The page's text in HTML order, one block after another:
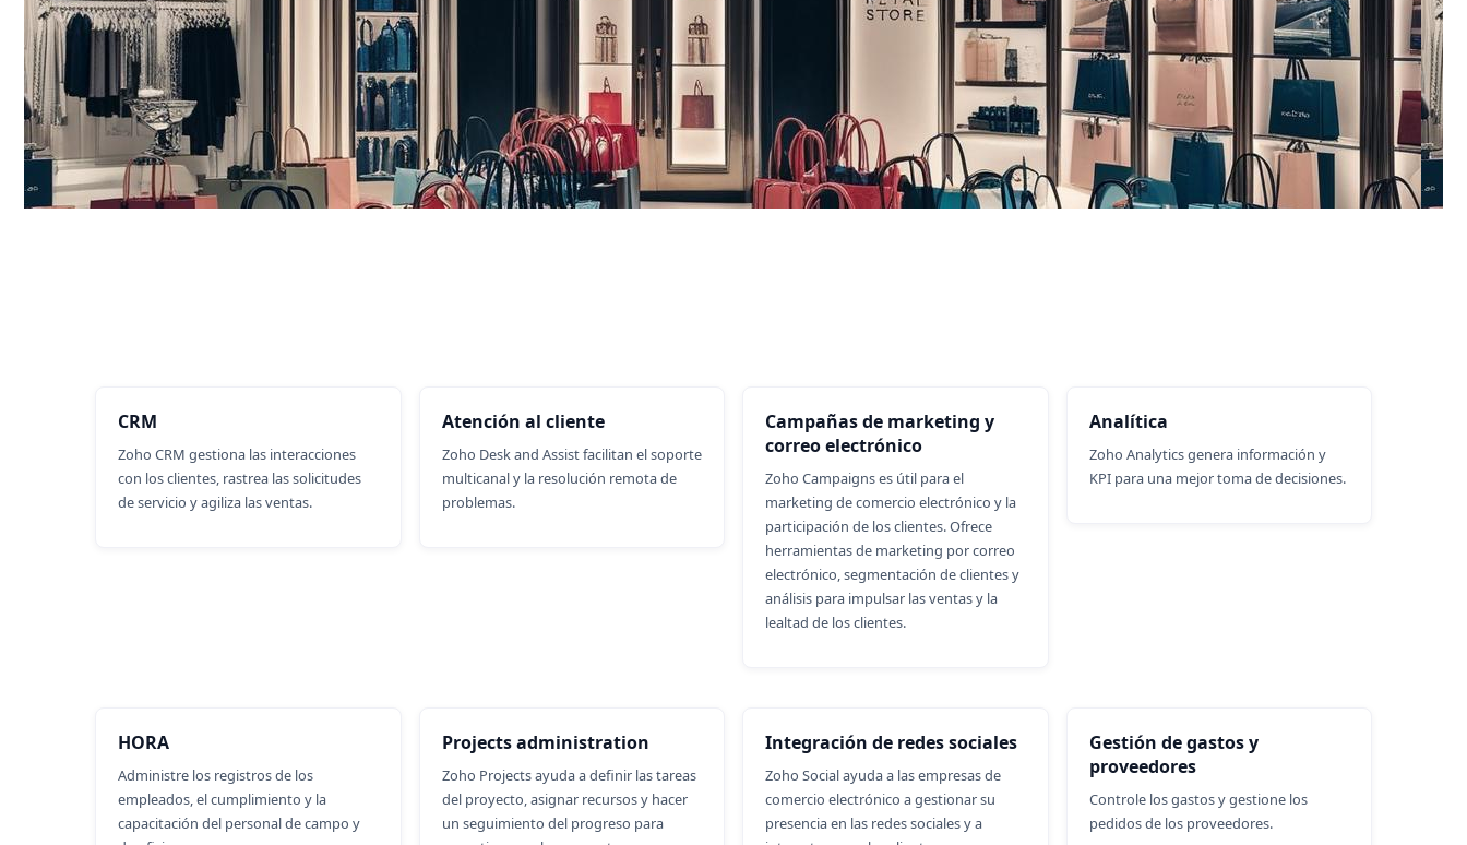
Number of Customers
CRM
Zoho CRM gestiona las interacciones
con los clientes, rastrea las solicitudes
de servicio y agiliza las ventas.
Atención al cliente
Zoho Desk and Assist facilitan el soporte
multicanal y la resolución remota de
problemas.
Campañas de marketing y
correo electrónico
Zoho Campaigns es útil para el
marketing de comercio electrónico y la
participación de los clientes. Ofrece
herramientas de marketing por correo
electrónico, segmentación de clientes y
análisis para impulsar las ventas y la
lealtad de los clientes.
Analítica
Zoho Analytics genera información y
KPI para una mejor toma de decisiones.
HORA
Administre los registros de los
empleados, el cumplimiento y la
capacitación del personal de campo y
Projects administration
Zoho Projects ayuda a definir las tareas
del proyecto, asignar recursos y hacer
un seguimiento del progreso para
Integración de redes sociales
Zoho Social ayuda a las empresas de
comercio electrónico a gestionar su
presencia en las redes sociales y a
Gestión de gastos y
proveedores
Controle los gastos y gestione los
pedidos de los proveedores.